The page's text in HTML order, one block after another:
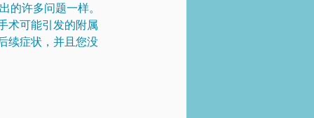
的许多问题一样。
术可能引发的附属
续症状，并且您没